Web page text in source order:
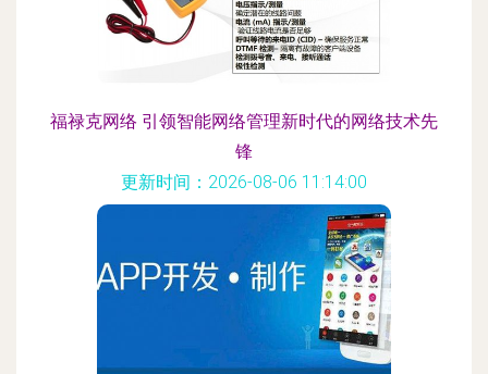
福禄克网络 引领智能网络管理新时代的网络技术先
锋
更新时间：2026-08-06 11:14:00